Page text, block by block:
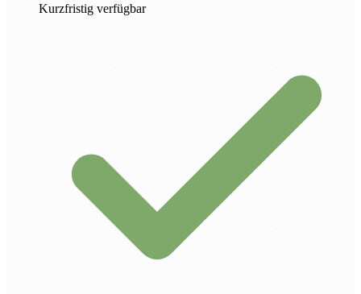
Kurzfristig verfügbar